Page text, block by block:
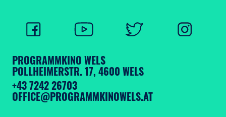
PROGRAMMKINO WELS
POLLHEIMERSTR. 17, 4600 WELS
+43 7242 26703
OFFICE@PROGRAMMKINOWELS.AT